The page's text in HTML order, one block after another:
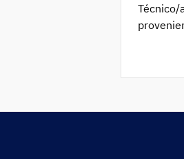
Técnico/